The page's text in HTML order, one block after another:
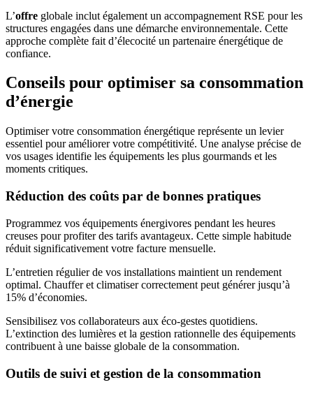
L’offre globale inclut également un accompagnement RSE pour les
structures engagées dans une démarche environnementale. Cette
approche complète fait d’élecocité un partenaire énergétique de
confiance.
Conseils pour optimiser sa consommation
d’énergie
Optimiser votre consommation énergétique représente un levier
essentiel pour améliorer votre compétitivité. Une analyse précise de
vos usages identifie les équipements les plus gourmands et les
moments critiques.
Réduction des coûts par de bonnes pratiques
Programmez vos équipements énergivores pendant les heures
creuses pour profiter des tarifs avantageux. Cette simple habitude
réduit significativement votre facture mensuelle.
L’entretien régulier de vos installations maintient un rendement
optimal. Chauffer et climatiser correctement peut générer jusqu’à
15% d’économies.
Sensibilisez vos collaborateurs aux éco-gestes quotidiens.
L’extinction des lumières et la gestion rationnelle des équipements
contribuent à une baisse globale de la consommation.
Outils de suivi et gestion de la consommation